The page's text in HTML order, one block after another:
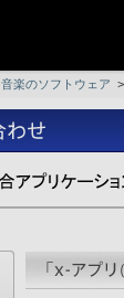
音楽のソフトウェア >